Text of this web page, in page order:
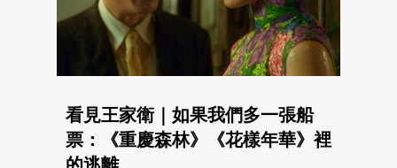
看見王家衛｜如果我們多一張船
票：《重慶森林》《花樣年華》裡